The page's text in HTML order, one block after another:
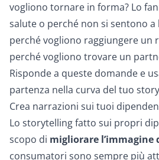
vogliono tornare in forma? Lo
salute o perché non si sentono a
perché vogliono raggiungere un
perché vogliono trovare un
Risponde a queste domande e
partenza nella curva del tuo
Crea narrazioni sui tuoi
Lo storytelling fatto sui propri
scopo di migliorare l’immagine
consumatori sono sempre più